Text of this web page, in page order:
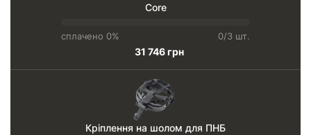
Core
сплачено 0% 0/3 шт.
31 746 грн
Кріплення на шолом для ПНБ